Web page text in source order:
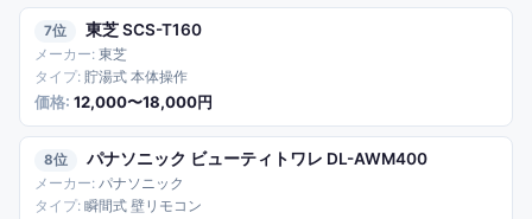
7 東芝 SCS-T160
東芝
貯湯式 本体操作
12,000〜18,000円
8 パナソニック ビューティトワレ DL-AWM400
パナソニック
瞬間式 壁リモコン